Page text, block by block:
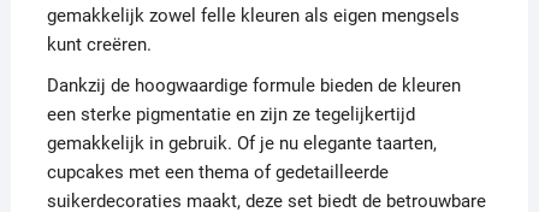
gemakkelijk zowel felle kleuren als eigen mengsels
kunt creëren.
Dankzij de hoogwaardige formule bieden de kleuren
een sterke pigmentatie en zijn ze tegelijkertijd
gemakkelijk in gebruik. Of je nu elegante taarten,
cupcakes met een thema of gedetailleerde
suikerdecoraties maakt, deze set biedt de betrouwbare